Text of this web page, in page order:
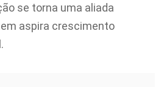
se torna uma aliada
aspira crescimento